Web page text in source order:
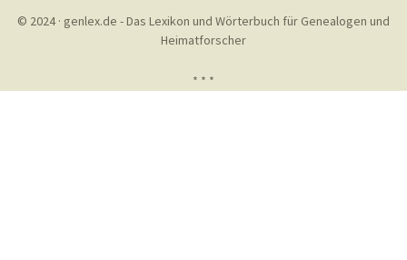
© 2024 · genlex.de - Das Lexikon und Wörterbuch für Genealogen und
Heimatforscher
* * *